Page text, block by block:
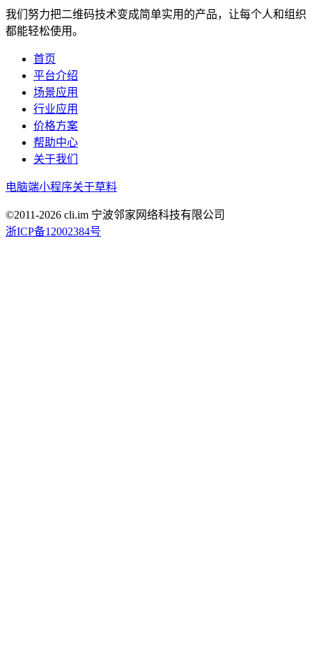
我们努力把二维码技术变成简单实用的产品，让每个人和组织
都能轻松使用。
首页
平台介绍
场景应用
行业应用
价格方案
帮助中心
关于我们
电脑端小程序关于草料
©2011-2026 cli.im 宁波邻家网络科技有限公司
浙ICP备12002384号